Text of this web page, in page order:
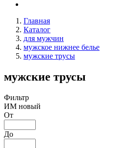
Главная
Каталог
для мужчин
мужское нижнее белье
мужские трусы
мужские трусы
Фильтр
ИМ новый
От
До